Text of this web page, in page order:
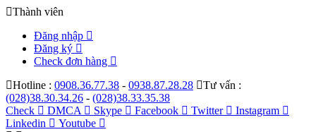
Thành viên
Đăng nhập
Đăng ký
Check đơn hàng
Hotline : 0908.36.77.38 - 0938.87.28.28
Tư vấn :
(028)38.30.34.26 - (028)38.33.35.38
Check
DMCA Skype Facebook Twitter
Instagram
Linkedin
Youtube